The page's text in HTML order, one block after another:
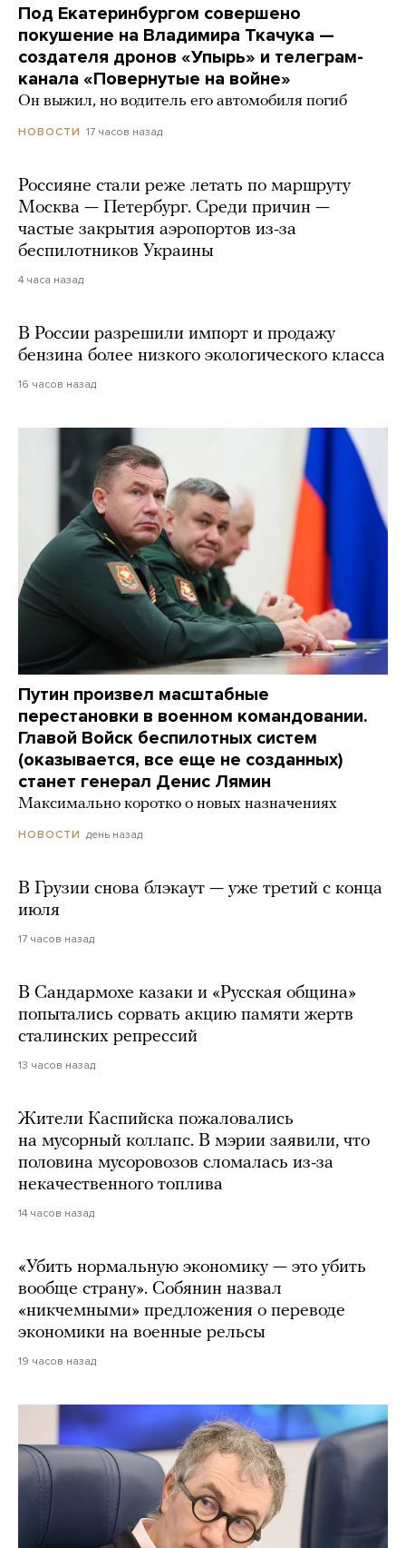
Под Екатеринбургом совершено
покушение на Владимира Ткачука —
создателя дронов «Упырь» и телеграм-
канала «Повернутые на войне»
Он выжил, но водитель его автомобиля погиб
НОВОСТИ 17 часов назад
Россияне стали реже летать по маршруту
Москва — Петербург. Среди причин —
частые закрытия аэропортов из-за
беспилотников Украины
4 часа назад
В России разрешили импорт и продажу
бензина более низкого экологического класса
16 часов назад
Путин произвел масштабные
перестановки в военном командовании.
Главой Войск беспилотных систем
(оказывается, все еще не созданных)
станет генерал Денис Лямин
Максимально коротко о новых назначениях
НОВОСТИ день назад
В Грузии снова блэкаут — уже третий с конца
июля
17 часов назад
В Сандармохе казаки и «Русская община»
попытались сорвать акцию памяти жертв
сталинских репрессий
13 часов назад
Жители Каспийска пожаловались
на мусорный коллапс. В мэрии заявили, что
половина мусоровозов сломалась из-за
некачественного топлива
14 часов назад
«Убить нормальную экономику — это убить
вообще страну». Собянин назвал
«никчемными» предложения о переводе
экономики на военные рельсы
19 часов назад